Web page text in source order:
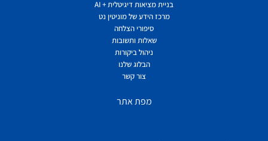
בניית מציאות דיגיטלית + AI
מרכז הידע של מוניטין נט
סיפורי הצלחה
שאלות ותשובות
ניהול ביקורות
הבלוג שלנו
צור קשר
מפת אתר